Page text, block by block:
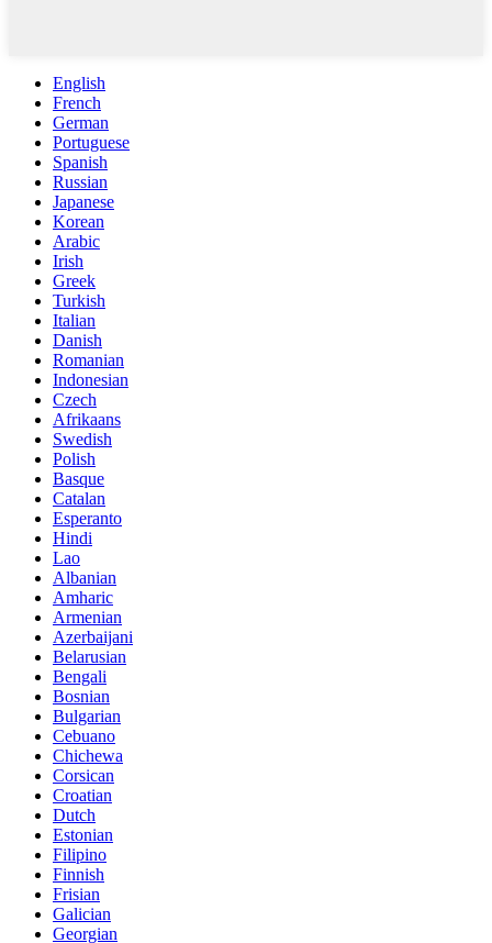
English
French
German
Portuguese
Spanish
Russian
Japanese
Korean
Arabic
Irish
Greek
Turkish
Italian
Danish
Romanian
Indonesian
Czech
Afrikaans
Swedish
Polish
Basque
Catalan
Esperanto
Hindi
Lao
Albanian
Amharic
Armenian
Azerbaijani
Belarusian
Bengali
Bosnian
Bulgarian
Cebuano
Chichewa
Corsican
Croatian
Dutch
Estonian
Filipino
Finnish
Frisian
Galician
Georgian